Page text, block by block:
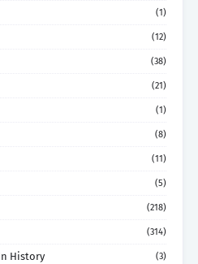
(1)
(12)
(38)
(21)
(1)
(8)
(11)
(5)
(218)
(314)
History (3)